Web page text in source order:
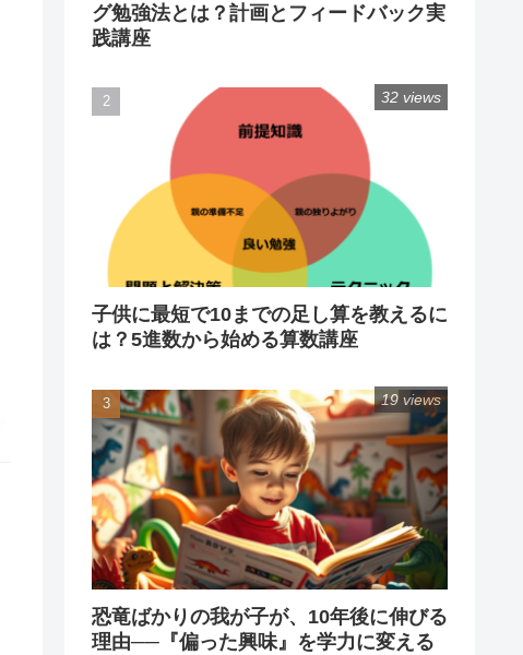
グ勉強法とは？計画とフィードバック実
践講座
子供に最短で10までの足し算を教えるに
は？5進数から始める算数講座
32 views
恐竜ばかりの我が子が、10年後に伸びる
理由──『偏った興味』を学力に変える
19 views